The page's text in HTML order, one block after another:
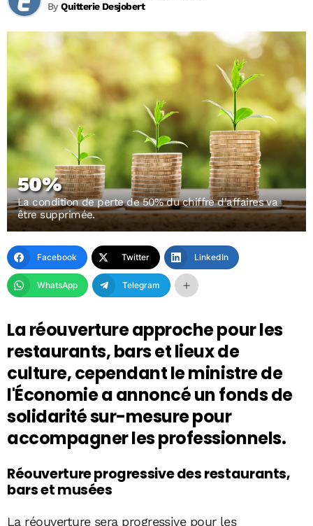
ByQuitterie Desjobert
50%
La condition de perte de 50% du chiffre d'affaires va
être supprimée.
Facebook Twitter LinkedIn
WhatsApp Telegram
La réouverture approche pour les
restaurants, bars et lieux de
culture, cependant le ministre de
l'Économie a annoncé un fonds de
solidarité sur-mesure pour
accompagner les professionnels.
Réouverture progressive des restaurants,
bars et musées
La réouverture sera progressive pour les